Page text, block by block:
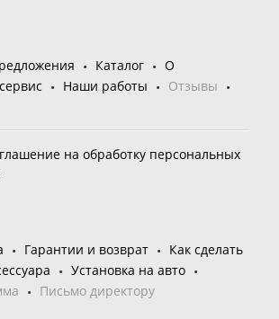
Каталог
О
Наши работы
Отзывы
на обработку персональных
Гарантии и возврат
Как сделать
Установка на авто
Письмо директору